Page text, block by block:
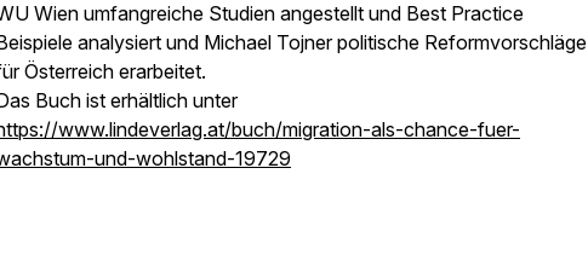
Wien umfangreiche Studien angestellt und Best Practice
analysiert und Michael Tojner politische Reformvorschläge
Österreich erarbeitet.
Buch ist erhältlich unter
www.lindeverlag.at/buch/migration-als-chance-fuer-
und-wohlstand-19729